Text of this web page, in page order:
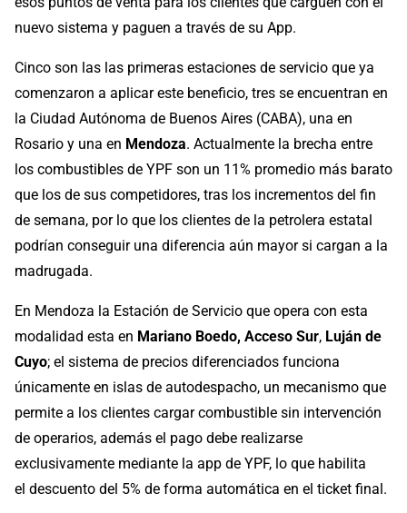
nuevo sistema y paguen a través de su App.
Cinco son las las primeras estaciones de servicio que ya
comenzaron a aplicar este beneficio, tres se encuentran en
la Ciudad Autónoma de Buenos Aires (CABA), una en
Rosario y una en Mendoza. Actualmente la brecha entre
los combustibles de YPF son un 11% promedio más barato
que los de sus competidores, tras los incrementos del fin
de semana, por lo que los clientes de la petrolera estatal
podrían conseguir una diferencia aún mayor si cargan a la
madrugada.
En Mendoza la Estación de Servicio que opera con esta
modalidad esta en Mariano Boedo, Acceso Sur, Luján de
Cuyo; el sistema de precios diferenciados funciona
únicamente en islas de autodespacho, un mecanismo que
permite a los clientes cargar combustible sin intervención
de operarios, además el pago debe realizarse
exclusivamente mediante la app de YPF, lo que habilita
el descuento del 5% de forma automática en el ticket final.